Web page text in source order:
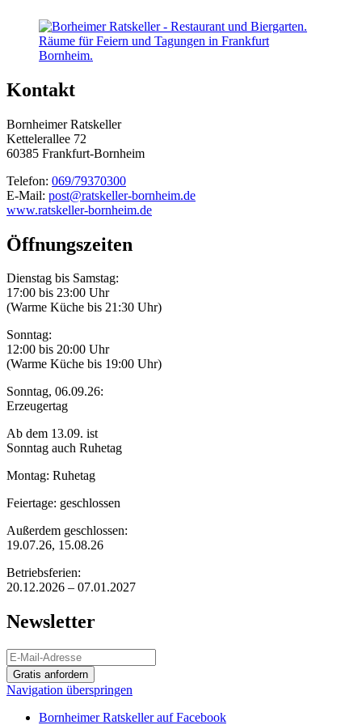
Kontakt
Bornheimer Ratskeller
Kettelerallee 72
60385 Frankfurt-Bornheim
Telefon: 069/79370300
E-Mail: post@ratskeller-bornheim.de
www.ratskeller-bornheim.de
Öffnungszeiten
Dienstag bis Samstag:
17:00 bis 23:00 Uhr
(Warme Küche bis 21:30 Uhr)
Sonntag:
12:00 bis 20:00 Uhr
(Warme Küche bis 19:00 Uhr)
Sonntag, 06.09.26:
Erzeugertag
Ab dem 13.09. ist
Sonntag auch Ruhetag
Montag: Ruhetag
Feiertage: geschlossen
Außerdem geschlossen:
19.07.26, 15.08.26
Betriebsferien:
20.12.2026 – 07.01.2027
Newsletter
Gratis anfordern
Navigation überspringen
Bornheimer Ratskeller auf Facebook